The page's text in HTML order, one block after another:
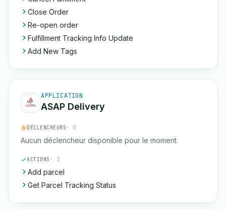
Close Order
Re-open order
Fulfillment Tracking Info Update
Add New Tags
APPLICATION
ASAP Delivery
DÉCLENCHEURS · 0
Aucun déclencheur disponible pour le moment.
ACTIONS · 2
Add parcel
Get Parcel Tracking Status